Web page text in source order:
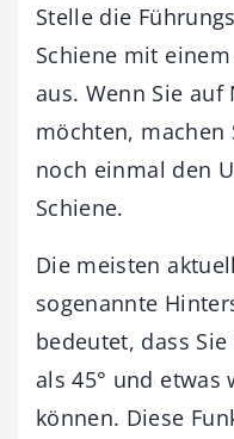
Stelle die
Schiene mit
aus. Wenn Sie
möchten, machen
noch einmal den
Schiene.
Die meisten
sogenannte
bedeutet, dass
als 45° und etwas
können. Diese